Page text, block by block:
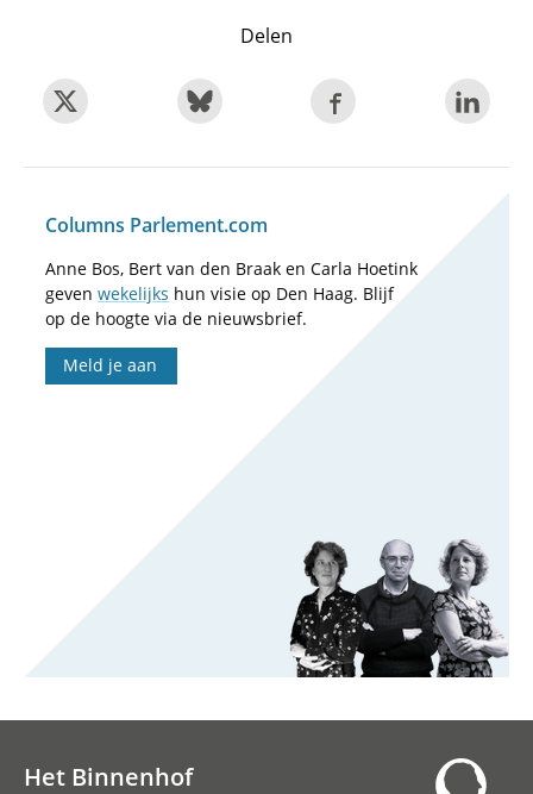
Delen
Columns Parlement.com
Anne Bos, Bert van den Braak en Carla Hoetink
geven wekelijks hun visie op Den Haag. Blijf
op de hoogte via de nieuwsbrief.
Meld je aan
Het Binnenhof